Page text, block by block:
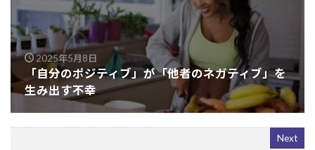
2025年5月8日
「自分のポジティブ」が「他者のネガティブ」を
生み出す不幸
Next